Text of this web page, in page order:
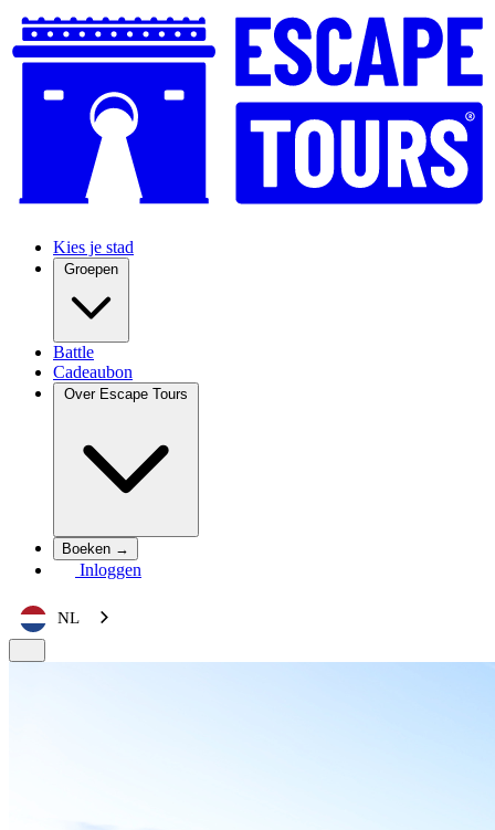
Kies je stad
Groepen
Battle
Cadeaubon
Over Escape Tours
Boeken →
Inloggen
NL